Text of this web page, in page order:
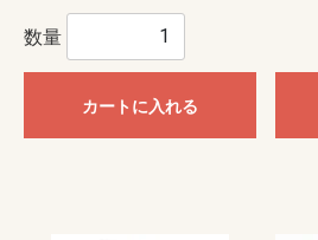
数量
カートに入れる